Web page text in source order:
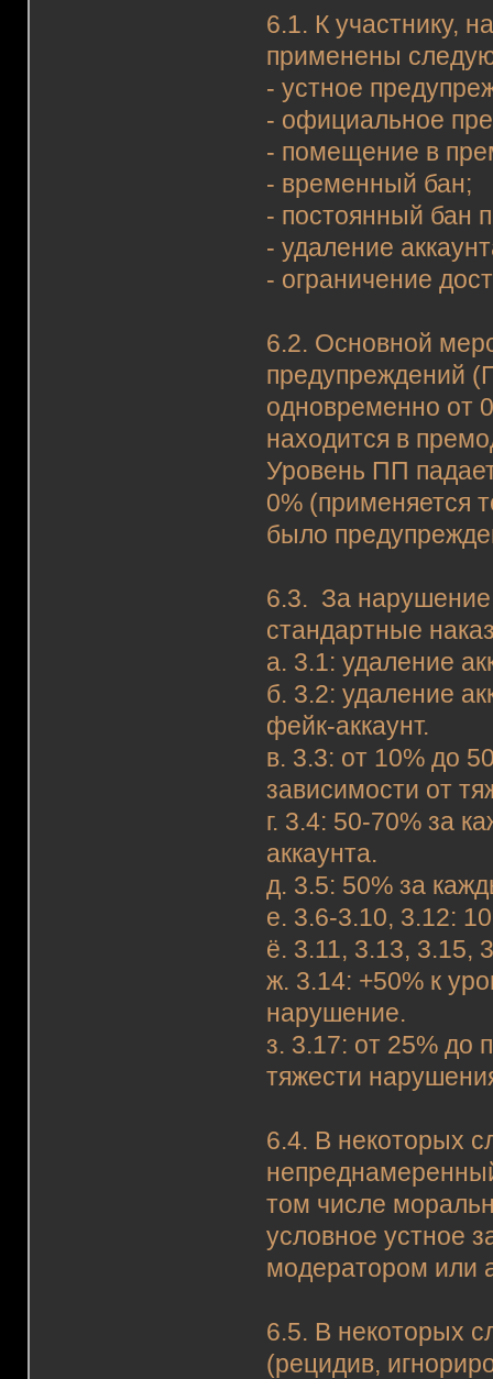
6.1. К участнику,
применены
- устное
- официальное
- помещение в
- временный бан;
- постоянный бан
- удаление
- ограничение
6.2. Основной
предупреждений
одновременно от
находится в
Уровень ПП
0% (применяется
было
6.3. За
стандартные
а. 3.1: удаление
б. 3.2: удаление
фейк-аккаунт.
в. 3.3: от 10% до
зависимости от
г. 3.4: 50-70% за
аккаунта.
д. 3.5: 50% за
е. 3.6-3.10, 3.12:
ё. 3.11, 3.13, 3.15,
ж. 3.14: +50% к
нарушение.
з. 3.17: от 25% до
тяжести
6.4. В некоторых
том числе
условное устное
модератором или
6.5. В некоторых
(рецидив,